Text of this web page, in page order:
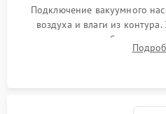
Подключение вакуумного
воздуха и влаги из
дозированным объемом
электронным весам. Контроль